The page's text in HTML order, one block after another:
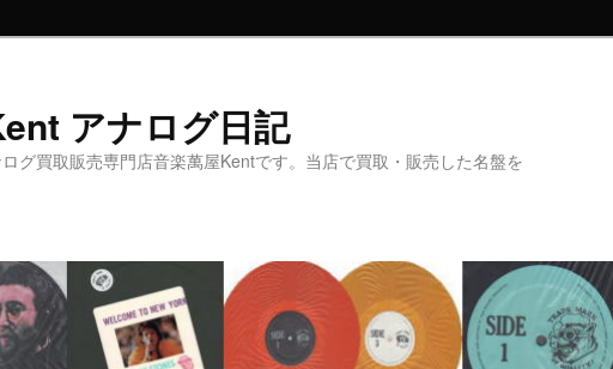
アナログ日記
グ買取販売専門店音楽萬屋Kentです。当店で買取・販売した名盤を